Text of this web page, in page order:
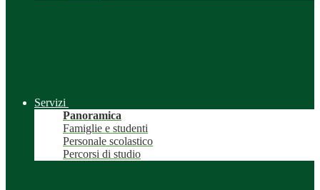
Servizi
Panoramica
Famiglie e studenti
Personale scolastico
Percorsi di studio